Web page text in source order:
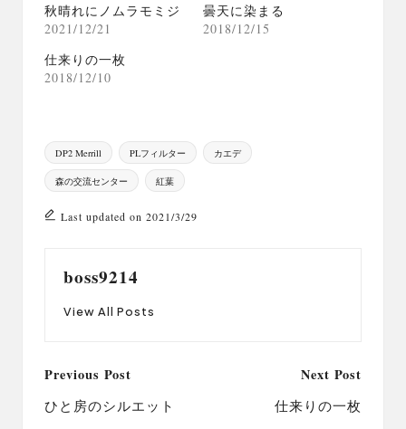
秋晴れにノムラモミジ
2021/12/21
曇天に染まる
2018/12/15
仕来りの一枚
2018/12/10
Tags:
DP2 Merrill PLフィルター カエデ
森の交流センター 紅葉
Last updated on 2021/3/29
boss9214
View All Posts
Post
navigation
Previous Post
ひと房のシルエット
Next Post
仕来りの一枚